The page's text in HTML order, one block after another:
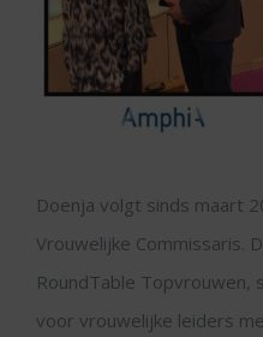
Doenja volgt sinds maart
Vrouwelijke Commissaris.
RoundTable Topvrouwen,
voor vrouwelijke leiders